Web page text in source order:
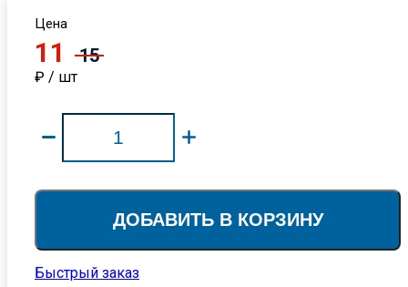
Цена
11 15
₽ / шт
ДОБАВИТЬ В КОРЗИНУ
Быстрый заказ